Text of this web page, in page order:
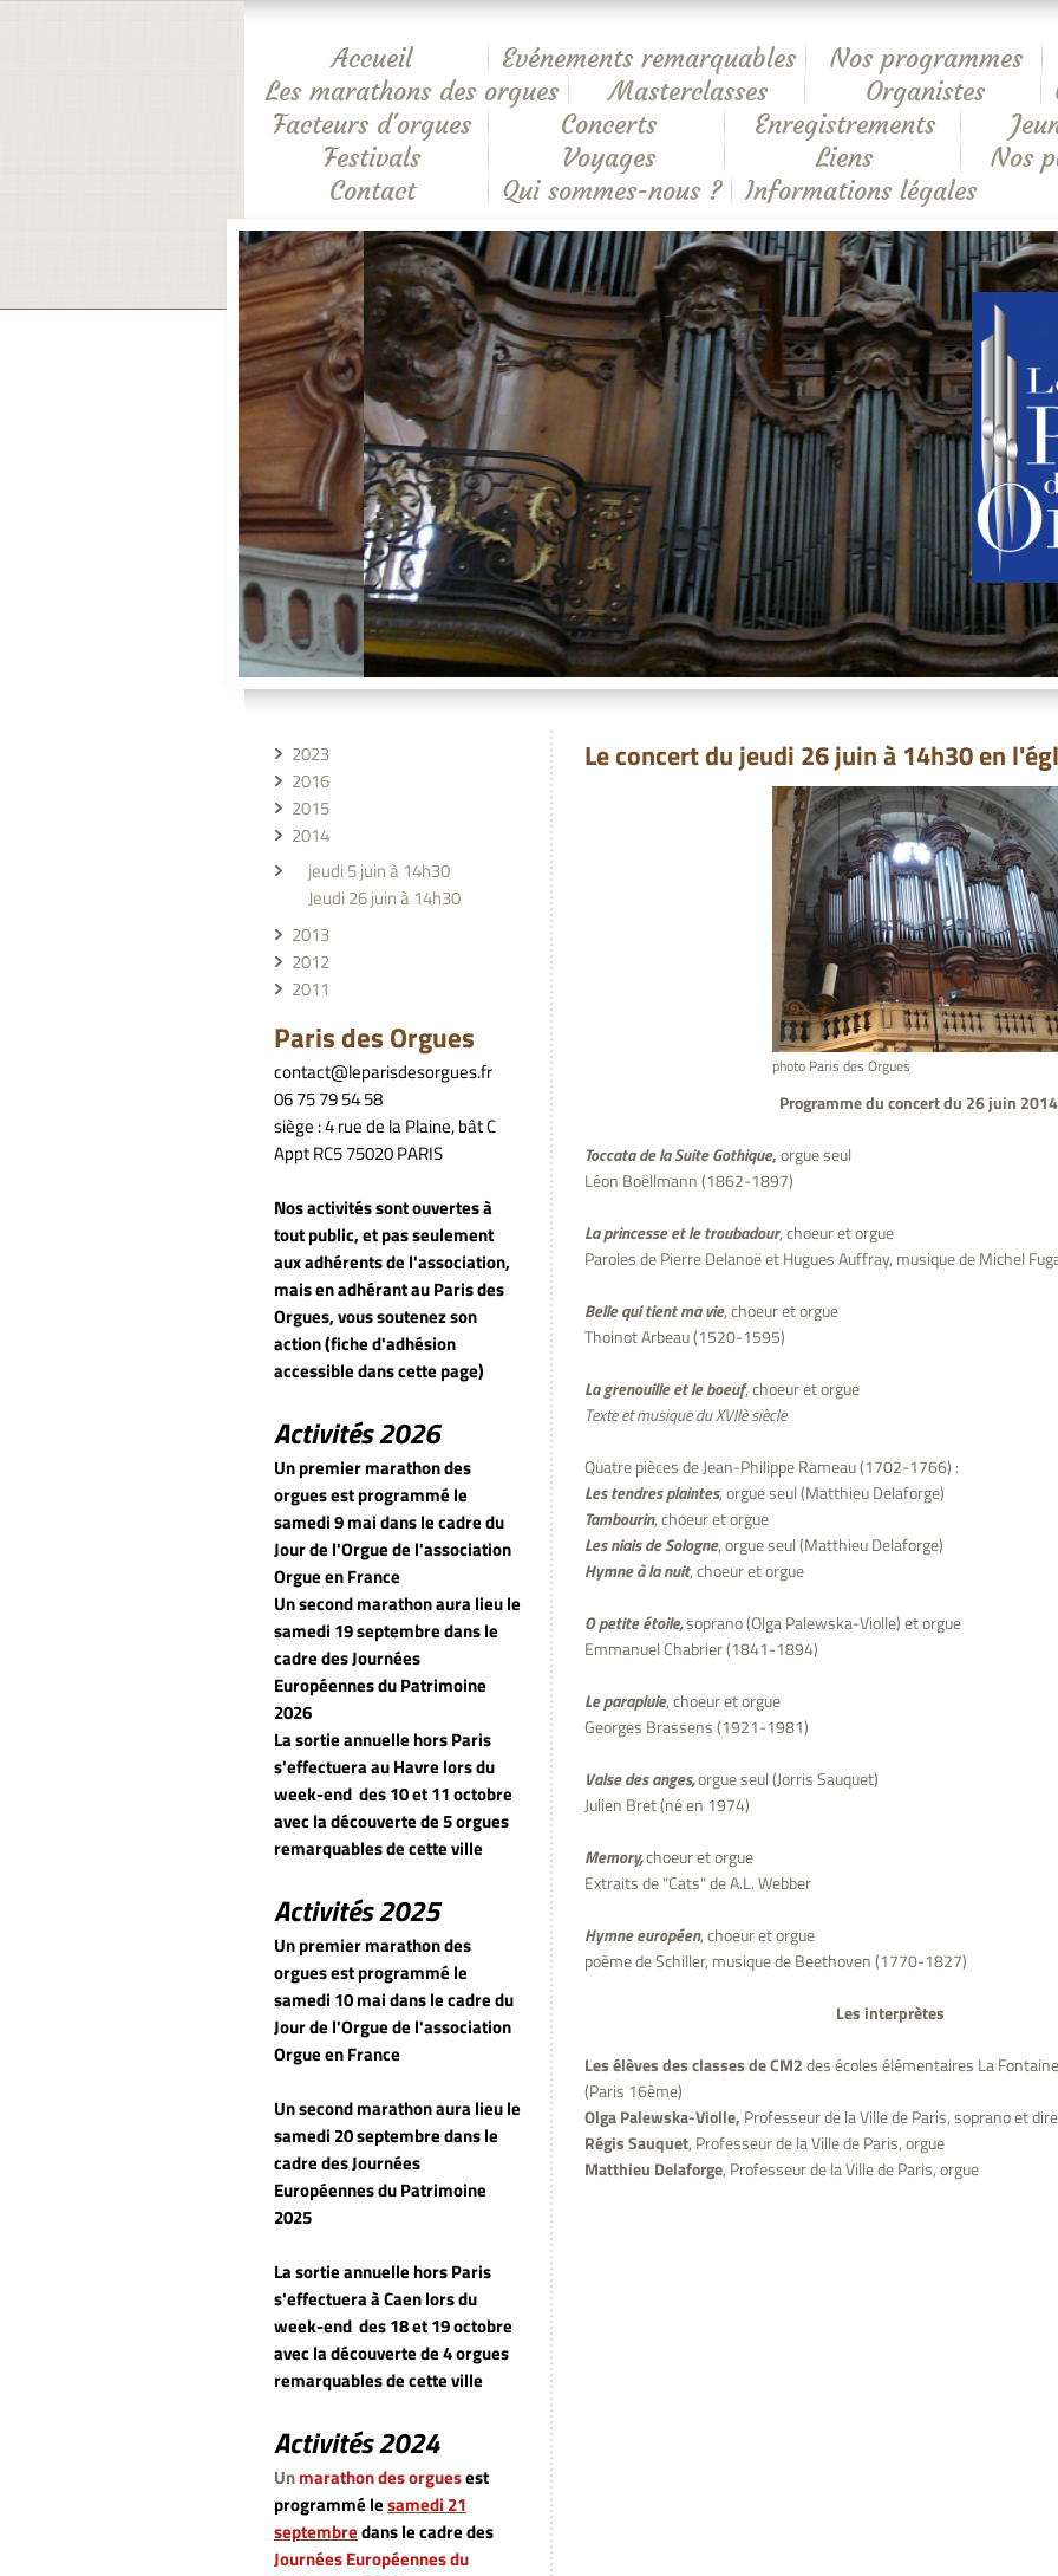
Accueil Evénements remarquables
Nos programmes
Les marathons des orgues
Masterclasses Organistes
Facteurs d'orgues
Concerts Enregistrements
Festivals
Voyages Liens
Nos
Contact
Qui sommes-nous ? Informations légales
2023
2016
2015
2014
jeudi 5 juin à 14h30
Jeudi 26 juin à 14h30
2013
2012
2011
Paris des Orgues
contact@leparisdesorgues.fr
06 75 79 54 58
siège : 4 rue de la Plaine, bât C
Appt RC5 75020 PARIS
Nos activités sont ouvertes à
tout public, et pas seulement
aux adhérents de l'association,
mais en adhérant au Paris des
Orgues, vous soutenez son
action (fiche d'adhésion
accessible dans cette page)
Activités 2026
Un premier marathon des
orgues est programmé le
samedi 9 mai dans le cadre du
Jour de l'Orgue de l'association
Orgue en France
Un second marathon aura lieu le
samedi 19 septembre dans le
cadre des Journées
Européennes du Patrimoine
2026
La sortie annuelle hors Paris
s'effectuera au Havre lors du
week-end des 10 et 11 octobre
avec la découverte de 5 orgues
remarquables de cette ville
Activités 2025
Un premier marathon des
orgues est programmé le
samedi 10 mai dans le cadre du
Jour de l'Orgue de l'association
Orgue en France
Un second marathon aura lieu le
samedi 20 septembre dans le
cadre des Journées
Européennes du Patrimoine
2025
La sortie annuelle hors Paris
s'effectuera à Caen lors du
week-end des 18 et 19 octobre
avec la découverte de 4 orgues
remarquables de cette ville
Activités 2024
Unmarathon des orguesest
programmé lesamedi 21
septembredans le cadre des
Journées Européennes du
Le concert du jeudi 26 juin à 14h30 en
photo Paris des Orgues
Programme du concert du 26 juin 2014
Toccata de la Suite Gothique,orgue seul
Léon Boëllmann (1862-1897)
La princesse et le troubadour, choeur et orgue
Paroles de Pierre Delanoë et Hugues Auffray, musique de Michel
Belle qui tient ma vie, choeur et orgue
Thoinot Arbeau (1520-1595)
La grenouille et le boeuf, choeur et orgue
Texte et musique du XVIIè siècle
Quatre pièces de Jean-Philippe Rameau (1702-1766) :
Les tendres plaintes, orgue seul (Matthieu Delaforge)
Tambourin, choeur et orgue
Les niais de Sologne, orgue seul (Matthieu Delaforge)
Hymne à la nuit, choeur et orgue
O petite étoile,soprano (Olga Palewska-Violle) et orgue
Emmanuel Chabrier (1841-1894)
Le parapluie, choeur et orgue
Georges Brassens (1921-1981)
Valse des anges,orgue seul (Jorris Sauquet)
Julien Bret (né en 1974)
Memory,choeur et orgue
Extraits de "Cats" de A.L. Webber
Hymne européen, choeur et orgue
poème de Schiller, musique de Beethoven (1770-1827)
Les interprètes
Les élèves des classes de CM2des écoles élémentaires La
(Paris 16ème)
Olga Palewska-Violle, Professeur de la Ville de Paris, soprano et
Régis Sauquet, Professeur de la Ville de Paris, orgue
Matthieu Delaforge, Professeur de la Ville de Paris, orgue